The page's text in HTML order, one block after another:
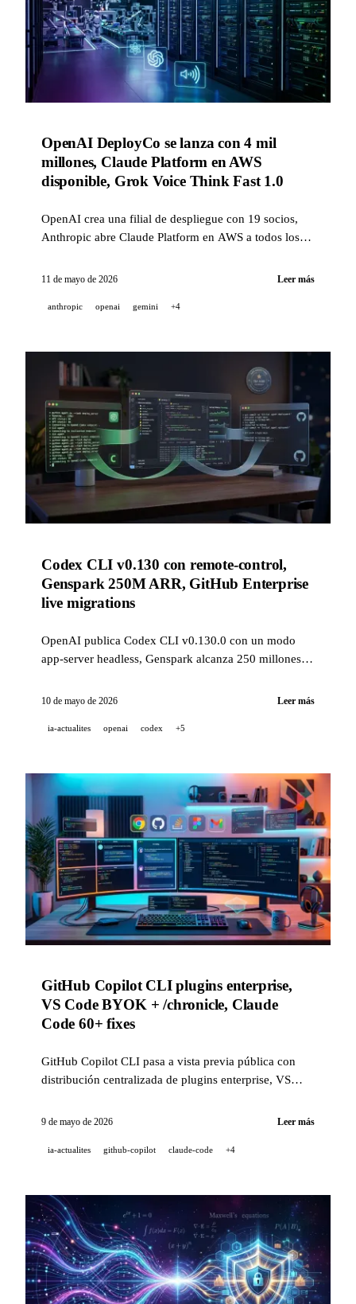
OpenAI DeployCo se lanza con 4 mil
millones, Claude Platform en AWS
disponible, Grok Voice Think Fast 1.0
OpenAI crea una filial de despliegue con 19 socios,
Anthropic abre Claude Platform en AWS a todos los
tiempo real para la atención al cliente — además de
NVIDIA OpenShell.
11 de mayo de 2026 Leer más
anthropic openai gemini +4
Codex CLI v0.130 con remote-control,
Genspark 250M ARR, GitHub Enterprise
live migrations
OpenAI publica Codex CLI v0.130.0 con un modo
app-server headless, Genspark alcanza 250 millones
pública las migraciones Enterprise sin interrupciones.
10 de mayo de 2026 Leer más
ia-actualites openai codex +5
GitHub Copilot CLI plugins enterprise,
VS Code BYOK + /chronicle, Claude
Code 60+ fixes
GitHub Copilot CLI pasa a vista previa pública con
distribución centralizada de plugins enterprise, VS
generalizada, y Claude Code entrega 60+ correcciones
9 de mayo de 2026 Leer más
ia-actualites github-copilot claude-code +4